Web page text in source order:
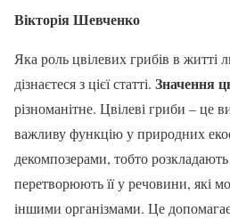
Вікторія Шевченко
Яка роль цвілевих грибів в
дізнаєтеся з цієї статті. Значення
різноманітне. Цвілеві гриби – це
важливу функцію у природних
декомпозерами, тобто
перетворюють її у речовини, які
іншими організмами. Це